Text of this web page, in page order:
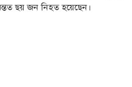
ছয় জন নিহত হয়েছেন।